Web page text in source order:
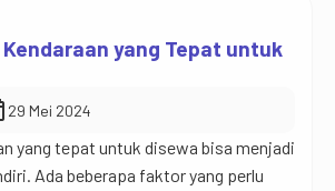
jauh-jauh hari. Selain itu,
dan diskon yang ditawarkan oleh
Selalu cek website atau aplikasi
[…]
yang Tepat untuk
29 Mei 2024
yang tepat untuk disewa bisa menjadi
Ada beberapa faktor yang perlu